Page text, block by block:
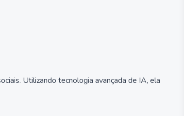
Utilizando tecnologia avançada de IA, ela